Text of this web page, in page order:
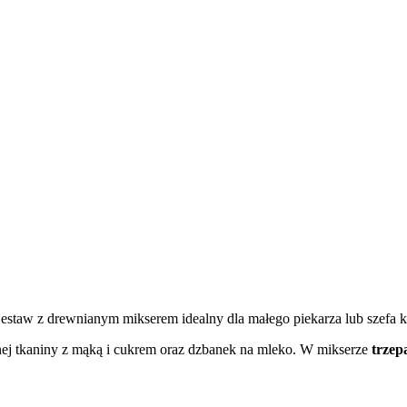
z drewnianym mikserem idealny dla małego piekarza lub szefa
tkaniny z mąką i cukrem oraz dzbanek na mleko. W mikserze